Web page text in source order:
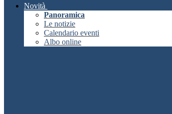
Novità
Panoramica
Le notizie
Calendario eventi
Albo online